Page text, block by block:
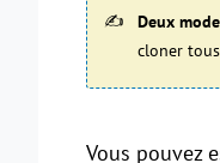
Deux
cloner
Vous pouvez